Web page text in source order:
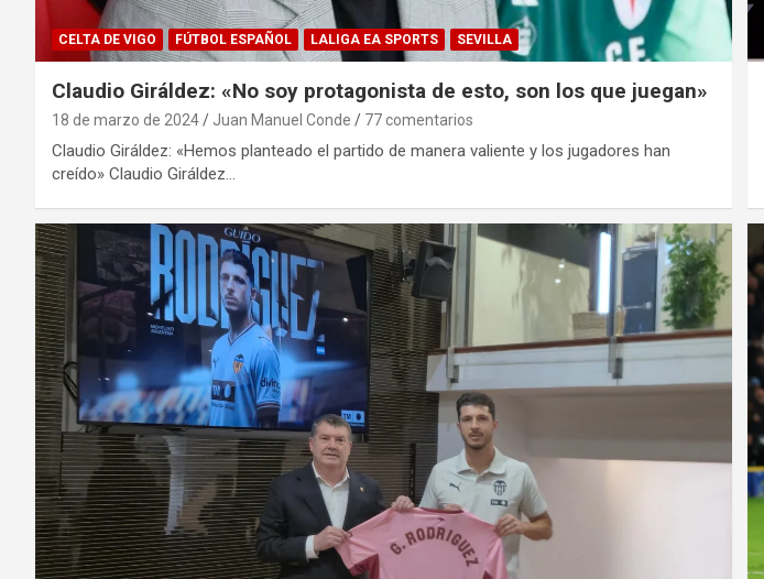
CELTA DE VIGO FÚTBOL ESPAÑOL LALIGA EA SPORTS SEVILLA
Claudio Giráldez: «No soy protagonista de esto, son los que juegan»
18 de marzo de 2024 Juan Manuel Conde 77 comentarios
Claudio Giráldez: «Hemos planteado el partido de manera valiente y los jugadores han
creído» Claudio Giráldez…